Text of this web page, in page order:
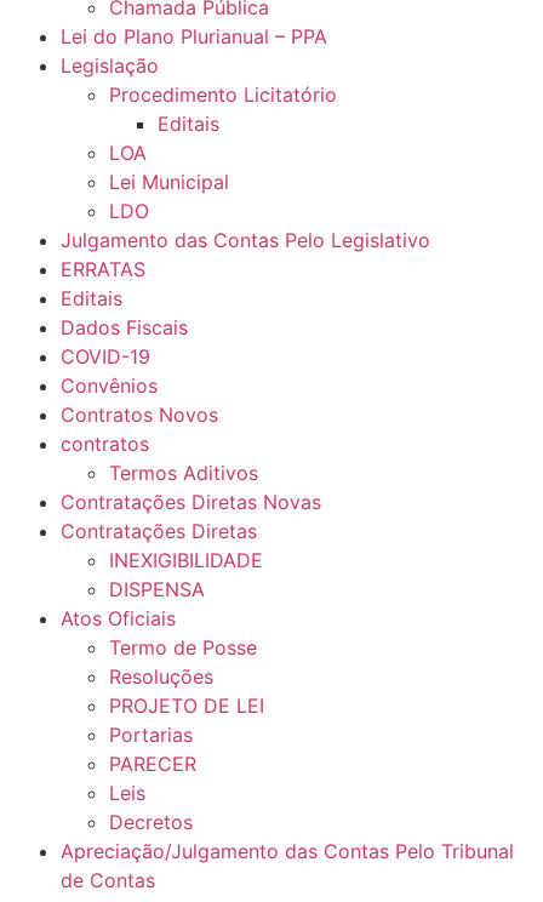
Chamada Pública
Lei do Plano Plurianual – PPA
Legislação
Procedimento Licitatório
Editais
LOA
Lei Municipal
LDO
Julgamento das Contas Pelo Legislativo
ERRATAS
Editais
Dados Fiscais
COVID-19
Convênios
Contratos Novos
contratos
Termos Aditivos
Contratações Diretas Novas
Contratações Diretas
INEXIGIBILIDADE
DISPENSA
Atos Oficiais
Termo de Posse
Resoluções
PROJETO DE LEI
Portarias
PARECER
Leis
Decretos
Apreciação/Julgamento das Contas Pelo Tribunal
de Contas